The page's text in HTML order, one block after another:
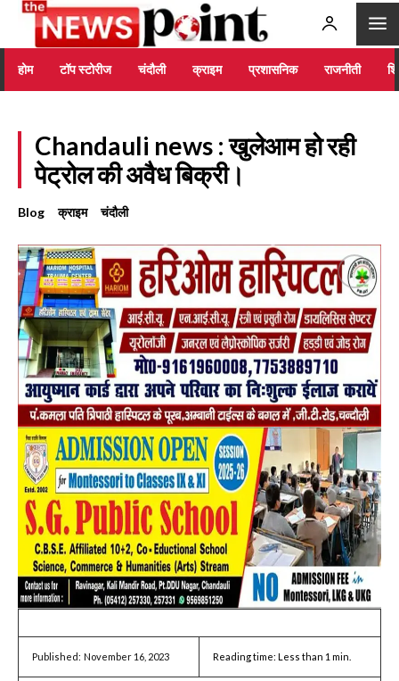
होम टॉप स्टोरीज चंदौली क्राइम प्रशासनिक राजनीती
Chandauli news : खुलेआम हो रही
पेट्रोल की अवैध बिक्री।
Blog क्राइम चंदौली
Published: November 16, 2023 Reading time: Less than 1 min.